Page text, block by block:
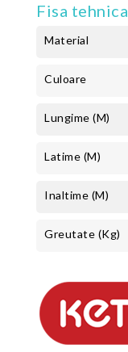
Fisa tehnica
Material
Culoare
Lungime (m)
Latime (m)
Inaltime (m)
Greutate (kg)